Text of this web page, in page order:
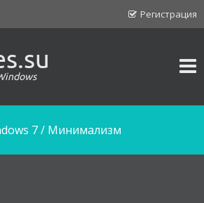
Регистрация
7/ Минимализм